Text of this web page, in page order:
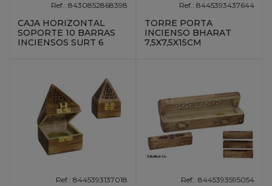
Ref.: 8430852868398
CAJA HORIZONTAL
SOPORTE 10 BARRAS
INCIENSOS SURT 6
Ref.: 8445393437644
TORRE PORTA
INCIENSO BHARAT
7,5X7,5X15CM
Ref.: 8445393137018 Ref.: 8445393595054